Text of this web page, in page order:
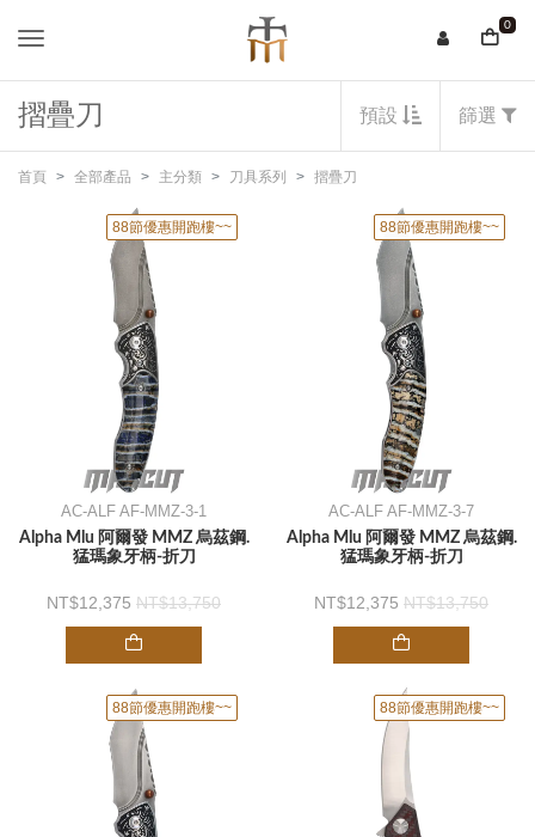
0
摺疊刀 預設 篩選
首頁 全部產品 主分類 刀具系列 摺疊刀
88節優惠開跑樓~~
AC-ALF AF-MMZ-3-1
Alpha Mlu 阿爾發 MMZ 烏茲鋼.
猛瑪象牙柄-折刀
12,375 13,750
88節優惠開跑樓~~
AC-ALF AF-MMZ-3-7
Alpha Mlu 阿爾發 MMZ 烏茲鋼.
猛瑪象牙柄-折刀
12,375 13,750
88節優惠開跑樓~~ 88節優惠開跑樓~~